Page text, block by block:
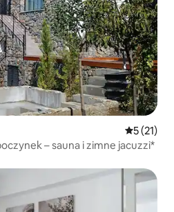
Średnia
5 (21)
– sauna i zimne jacuzzi*